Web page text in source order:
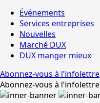
Événements
Services entreprises
Nouvelles
Marché DUX
DUX manger mieux
Abonnez-vous à l'infolettre
Abonnez-vous à l'infolettre